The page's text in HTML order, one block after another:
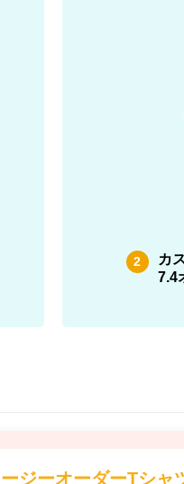
2
カ
7.4
ジーオーダーTシャ